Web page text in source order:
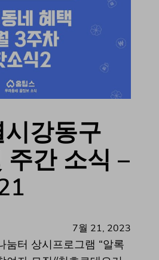
강동구
간 소식 –
7월 21, 2023
눔터 상시프로그램 “알록